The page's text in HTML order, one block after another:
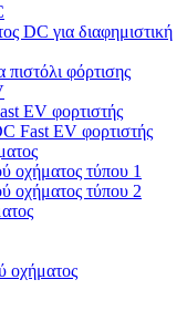
DC για διαφημιστική
φόρτισης
EV φορτιστής
Fast EV φορτιστής
οχήματος τύπου 1
οχήματος τύπου 2
οχήματος